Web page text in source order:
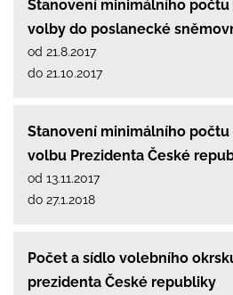
Stanovení minimálního počtu
volby do poslanecké
od 21.8.2017
do 21.10.2017
Stanovení minimálního počtu
volbu Prezidenta České
od 13.11.2017
do 27.1.2018
Počet a sídlo volebního
prezidenta České republiky